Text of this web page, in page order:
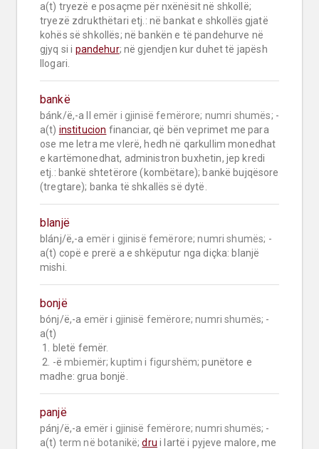
a(t) tryezë e posaçme për nxënësit në shkollë;
tryezë zdrukthëtari etj.: në bankat e shkollës gjatë
kohës së shkollës; në bankën e të pandehurve në
gjyq si i pandehur; në gjendjen kur duhet të japësh
llogari.
bankë
bánk/ë,-a II emër i gjinisë femërore; numri shumës; -
a(t) institucion financiar, që bën veprimet me para
ose me letra me vlerë, hedh në qarkullim monedhat
e kartëmonedhat, administron buxhetin, jep kredi
etj.: bankë shtetërore (kombëtare); bankë bujqësore
(tregtare); banka të shkallës së dytë.
blanjë
blánj/ë,-a emër i gjinisë femërore; numri shumës; -
a(t) copë e prerë a e shkëputur nga diçka: blanjë
mishi.
bonjë
bónj/ë,-a emër i gjinisë femërore; numri shumës; -
a(t)
2. -ë mbiemër; kuptim i figurshëm; punëtore e
madhe: grua bonjë.
panjë
pánj/ë,-a emër i gjinisë femërore; numri shumës; -
a(t) term në botanikë; dru